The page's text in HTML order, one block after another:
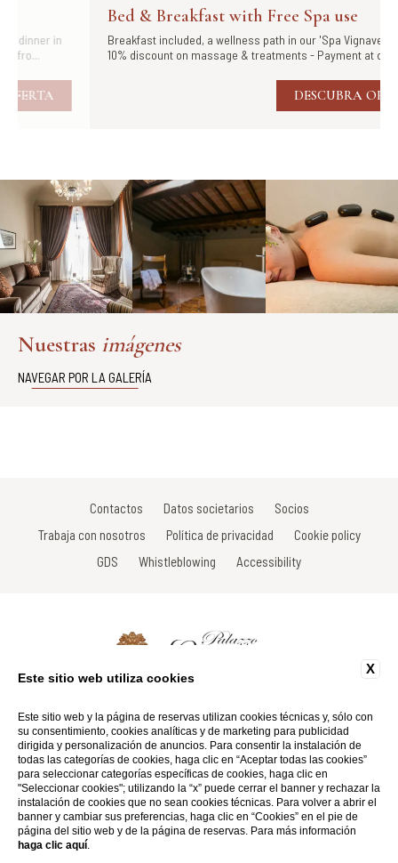
Bed & Breakfast with Free Spa use
Breakfast included, a wellness path in our 'Spa Vignavecchia' and
10% discount on massage & treatments - Payment at departure...
DESCUBRA OFERTA
Nuestras imágenes
NAVEGAR POR LA GALERÍA
Contactos Datos societarios
Socios
Trabaja con nosotros
Política de privacidad
Cookie policy
GDS
Whistleblowing Accessibility
Tel: +39 0577 735605
Fax: +39 0577 738031
Email:info@palazzoleopoldo.it
P.Iva 01116290527
Website by Blastness
X
Este sitio web utiliza cookies
Este sitio web y la página de reservas utilizan cookies técnicas y, sólo con
su consentimiento, cookies analíticas y de marketing para publicidad
dirigida y personalización de anuncios. Para consentir la instalación de
todas las categorías de cookies, haga clic en “Aceptar todas las cookies”
para seleccionar categorías específicas de cookies, haga clic en
"Seleccionar cookies"; utilizando la “x” puede cerrar el banner y rechazar la
instalación de cookies que no sean cookies técnicas. Para volver a abrir el
banner y cambiar sus preferencias, haga clic en “Cookies” en el pie de
página del sitio web y de la página de reservas. Para más información
haga clic aquí